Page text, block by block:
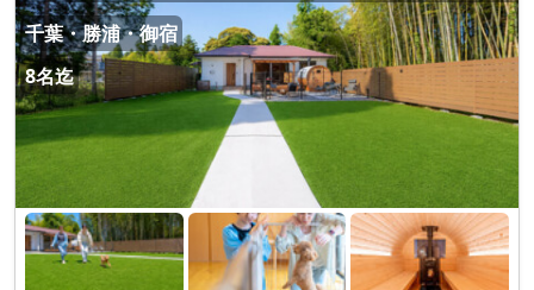
千葉・勝浦・御宿
8名迄